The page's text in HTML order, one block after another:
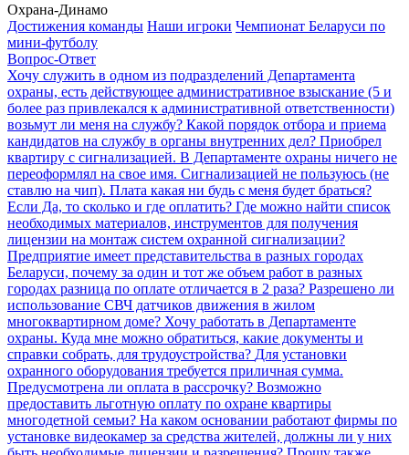
Охрана-Динамо
Достижения команды Наши игроки Чемпионат Беларуси по
мини-футболу
Вопрос-Ответ
Хочу служить в одном из подразделений Департамента
охраны, есть действующее административное взыскание (5 и
более раз привлекался к административной ответственности)
возьмут ли меня на службу? Какой порядок отбора и приема
кандидатов на службу в органы внутренних дел? Приобрел
квартиру с сигнализацией. В Департаменте охраны ничего не
переоформлял на свое имя. Сигнализацией не пользуюсь (не
ставлю на чип). Плата какая ни будь с меня будет браться?
Если Да, то сколько и где оплатить? Где можно найти список
необходимых материалов, инструментов для получения
лицензии на монтаж систем охранной сигнализации?
Предприятие имеет представительства в разных городах
Беларуси, почему за один и тот же объем работ в разных
городах разница по оплате отличается в 2 раза? Разрешено ли
использование СВЧ датчиков движения в жилом
многоквартирном доме? Хочу работать в Департаменте
охраны. Куда мне можно обратиться, какие документы и
справки собрать, для трудоустройства? Для установки
охранного оборудования требуется приличная сумма.
Предусмотрена ли оплата в рассрочку? Возможно
предоставить льготную оплату по охране квартиры
многодетной семьи? На каком основании работают фирмы по
установке видеокамер за средства жителей, должны ли у них